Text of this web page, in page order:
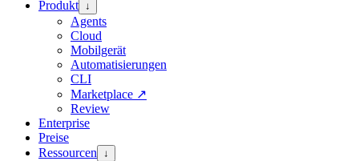
Produkt ↓
Agents
Cloud
Mobilgerät
Automatisierungen
CLI
Marketplace ↗
Review
Enterprise
Preise
Ressourcen
↓